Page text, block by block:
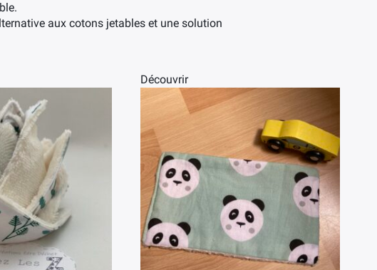
aux cotons jetables et une solution
Découvrir